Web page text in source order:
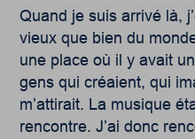
Quand je suis arrivé là,
vieux que bien du
une place où il y avait
gens qui créaient, qui
m’attirait. La musique
rencontre. J’ai donc